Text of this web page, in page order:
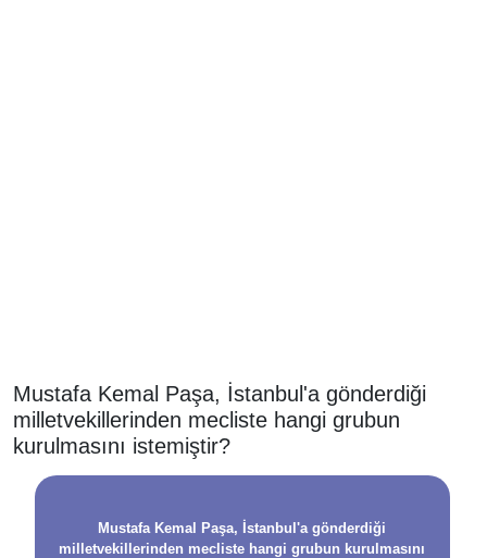
Mustafa Kemal Paşa, İstanbul'a gönderdiği
milletvekillerinden mecliste hangi grubun
kurulmasını istemiştir?
Mustafa Kemal Paşa, İstanbul'a gönderdiği
milletvekillerinden mecliste hangi grubun kurulmasını